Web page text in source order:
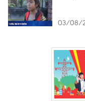
03/08/